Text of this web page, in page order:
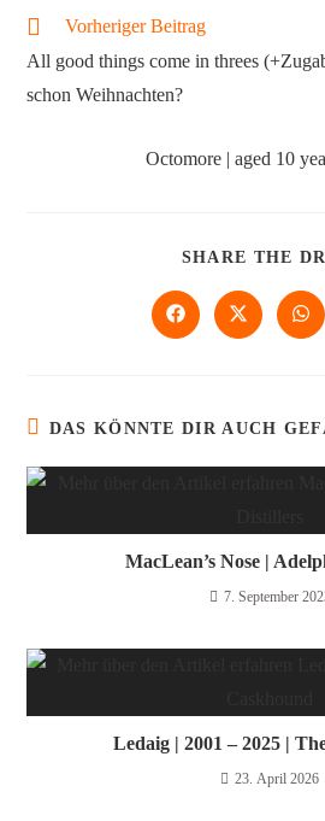
Vorheriger Beitrag
All good things come in threes
schon Weihnachten?
Octomore | aged 10
SHARE THE
DAS KÖNNTE DIR AUCH
MacLean’s Nose |
7. September
Ledaig | 2001 – 2025 |
23. April 2026